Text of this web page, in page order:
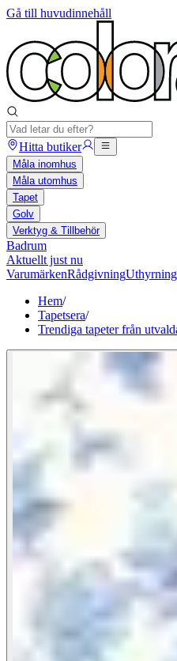
Gå till huvudinnehåll
Hitta butiker
Måla inomhus
Måla utomhus
Tapet
Golv
Verktyg & Tillbehör
Badrum
Aktuellt just nu
VarumärkenRådgivningUthyrning
Hem/
Tapetsera/
Trendiga tapeter från